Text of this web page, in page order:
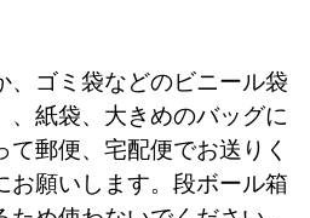
、ゴミ袋などのビニール袋
、紙袋、大きめのバッグに
て郵便、宅配便でお送りく
お願いします。段ボール箱